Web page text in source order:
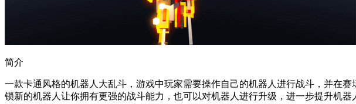
简介
一款卡通风格的机器人大乱斗，游戏中玩家需要操作自己的机器人进行战斗，并在
锁新的机器人让你拥有更强的战斗能力，也可以对机器人进行升级，进一步提升机器